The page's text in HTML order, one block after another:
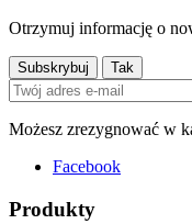
Otrzymuj informację o
Możesz zrezygnować w
Facebook
Produkty